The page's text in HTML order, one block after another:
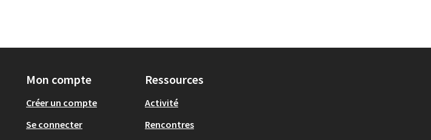
Mon compte
Créer un compte
Se connecter
Ressources
Activité
Rencontres